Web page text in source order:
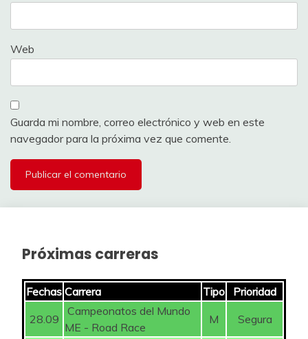
Web
Guarda mi nombre, correo electrónico y web en este
navegador para la próxima vez que comente.
Próximas carreras
Fechas Carrera Tipo
Prioridad
28.09
Campeonatos del Mundo
ME - Road Race
M Segura